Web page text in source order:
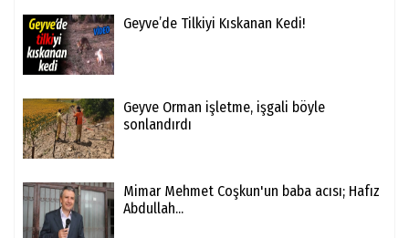
Geyve’de Tilkiyi Kıskanan Kedi!
Geyve Orman işletme, işgali böyle
sonlandırdı
Mimar Mehmet Coşkun'un baba acısı; Hafız
Abdullah...